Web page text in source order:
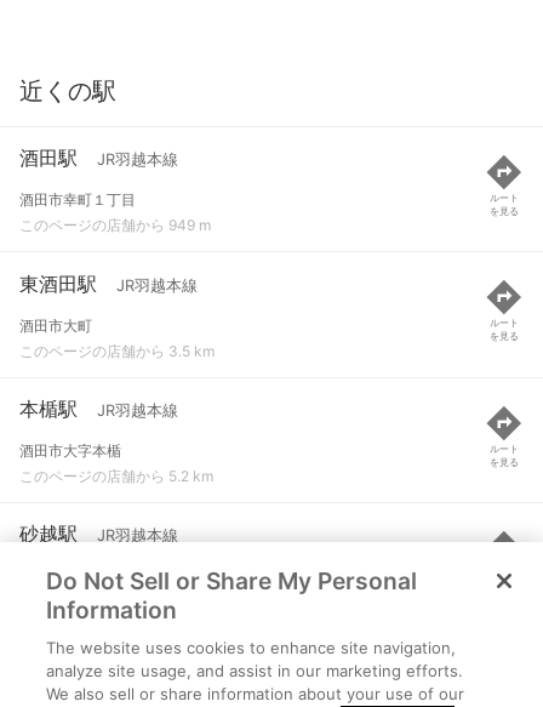
近くの駅
酒田駅 JR羽越本線
酒田市幸町１丁目
このページの店舗から 949 m
ルート
を見る
東酒田駅 JR羽越本線
酒田市大町
このページの店舗から 3.5 km
ルート
を見る
本楯駅 JR羽越本線
酒田市大字本楯
このページの店舗から 5.2 km
ルート
を見る
砂越駅 JR羽越本線
酒田市砂越
このページの店舗から 6.5 km
ルート
を見る
南鳥海駅 JR羽越本線
酒田市大字米島
Do Not Sell or Share My Personal
Information
The website uses cookies to enhance site navigation,
analyze site usage, and assist in our marketing efforts.
We also sell or share information about your use of our